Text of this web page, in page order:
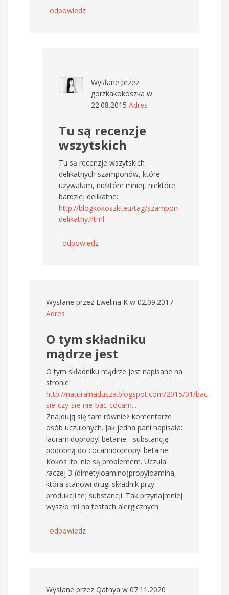
odpowiedz
Wysłane przez
gorzkakokoszka w
22.08.2015 Adres
Tu są recenzje
wszytskich
Tu są recenzje wszytskich
delikatnych szamponów, które
używałam, niektóre mniej, niektóre
bardziej delikatne:
http://blogkokoszki.eu/tag/szampon-
delikatny.html
odpowiedz
Wysłane przez Ewelina K w 02.09.2017
Adres
O tym składniku
mądrze jest
O tym składniku mądrze jest napisane na
stronie:
http://naturalnadusza.blogspot.com/2015/01/bac-
sie-czy-sie-nie-bac-cocam...
Znajdujq się tam również komentarze
osób uczulonych. Jak jedna pani napisała:
lauramidopropyl betaine - substancję
podobną do cocamidopropyl betaine.
Kokos itp. nie są problemem. Uczula
raczej 3-(dimetyloamino)propyloamina,
która stanowi drugi składnik przy
produkcji tej substancji. Tak przynajmniej
wyszło mi na testach alergicznych.
odpowiedz
Wysłane przez Qathya w 07.11.2020